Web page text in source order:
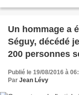
Un hommage a
Séguy, décédé
200 personnes
du Loiret,
Luc Mélenchon.
Publié le 19/08/2016 à
Par Jean Lévy